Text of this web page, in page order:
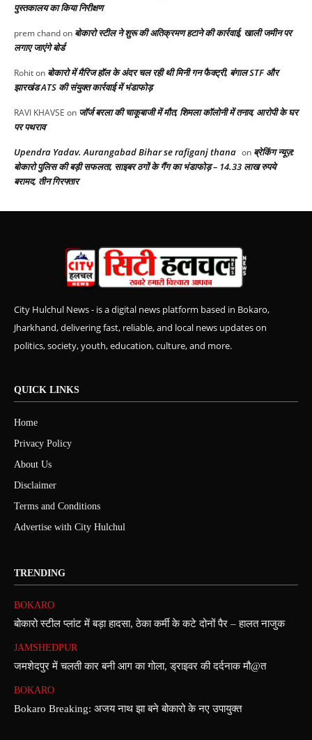
पुस्तकालय का किया निरीक्षण
prem chandon बोकारो स्टील ने शुरू की अतिक्रमण हटाने की कार्रवाई, खाली जमीन पर
लगाए जाएंगे बोर्ड
Rohiton बोकारो में मैरिज हॉल के अंदर चल रही थी मिनी गन फैक्ट्री, बंगाल STF और
झारखंड ATS की संयुक्त कार्रवाई में भंडाफोड़
RAVI KHAVSE on जॉर्ज बरला की चाकूबाजी में मौत, शिमला कॉलोनी में तनाव, आरोपी के घर
पर पथराव
Upendra Yadav. Aurangabad Bihar se rafiganj thana on ब्रेकिंग न्यूज़:
बोकारो पुलिस की बड़ी सफलता, साइबर ठगों के गैंग का भंडाफोड़ – 14.33 लाख रुपये
बरामद, तीन गिरफ्तार
City Hulchul News - is a digital news platform based in Bokaro,
Jharkhand, delivering fast, reliable, and local news updates on
politics, society, youth, education, culture, and more.
QUICK LINKS
Home
Privacy Policy
About Us
Disclaimer
Terms and Conditions
Advertise with City Hulchul
TRENDING
BOKARO
बोकारो स्टील प्लांट में बड़ा हादसा, ठेका कर्मी के कटे दोनों पैर – हालत नाजुक
JAMSHEDPUR
जमशेदपुर में चलती कार बनी आग का गोला, ड्राइवर की दर्दनाक मौ@त
BOKARO
Bokaro Breaking: अजय नाथ झा बने बोकारो के नए उपायुक्त